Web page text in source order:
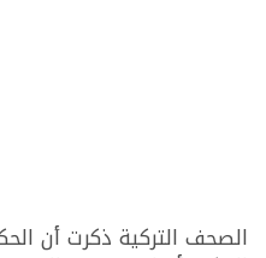
الصحف التركية ذكرت أن